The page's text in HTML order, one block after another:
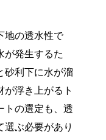
地の透水性で
が発生するた
砂利下に水が溜
浮き上がるト
トの選定も、透
ぶ必要があり